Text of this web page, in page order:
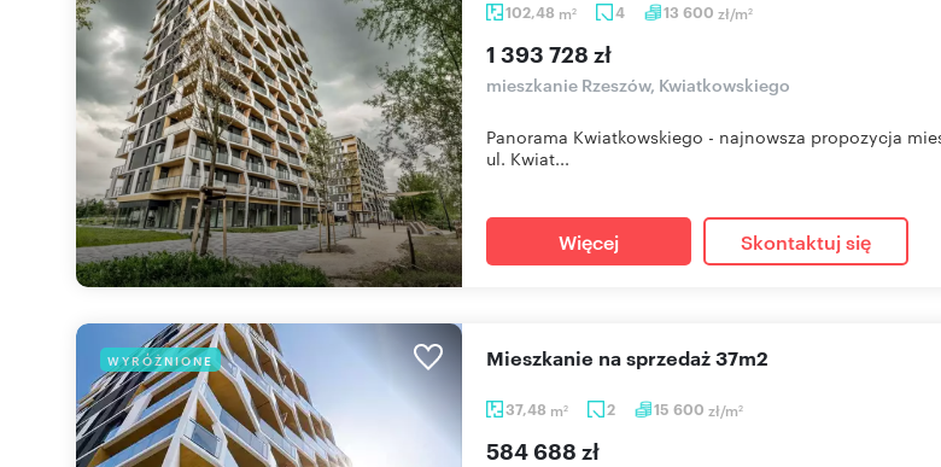
102,48 m2 4 13 600 zł/m2
1 393 728 zł
mieszkanie Rzeszów, Kwiatkowskiego
Panorama Kwiatkowskiego - najnowsza propozycja
ul. Kwiat...
Więcej Skontaktuj się
WYRÓŻNIONE
37,48 m2 2 15 600 zł/m2
mieszkanie na sprzedaż 37m2
584 688 zł